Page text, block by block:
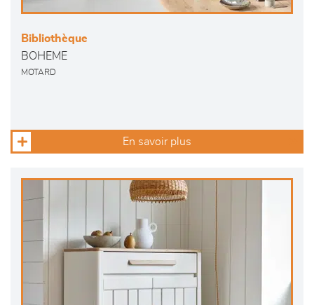
Bibliothèque
BOHEME
MOTARD
En savoir plus